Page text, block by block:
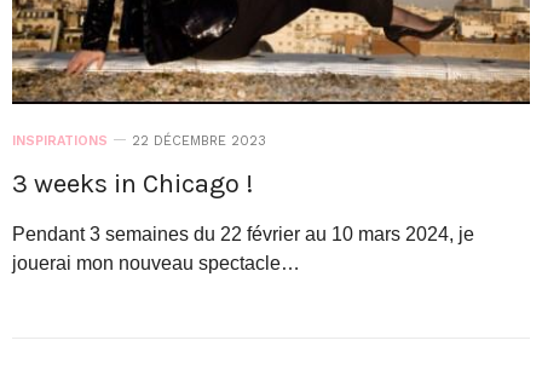
INSPIRATIONS 22 DÉCEMBRE 2023
3 weeks in Chicago !
Pendant 3 semaines du 22 février au 10 mars 2024, je
jouerai mon nouveau spectacle…